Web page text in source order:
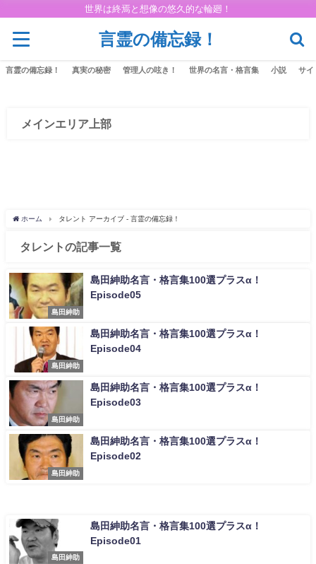
世界は終焉と想像の悠久的な輪廻！
言霊の備忘録！
言霊の備忘録！ 真実の秘密 管理人の呟き！ 世界の名言・格言集 小説 サイ
メインエリア上部
ホーム タレント アーカイブ - 言霊の備忘録！
タレントの記事一覧
島田紳助
島田紳助名言・格言集100選プラスα！
Episode05
島田紳助
島田紳助名言・格言集100選プラスα！
Episode04
島田紳助
島田紳助名言・格言集100選プラスα！
Episode03
島田紳助
島田紳助名言・格言集100選プラスα！
Episode02
島田紳助
島田紳助名言・格言集100選プラスα！
Episode01